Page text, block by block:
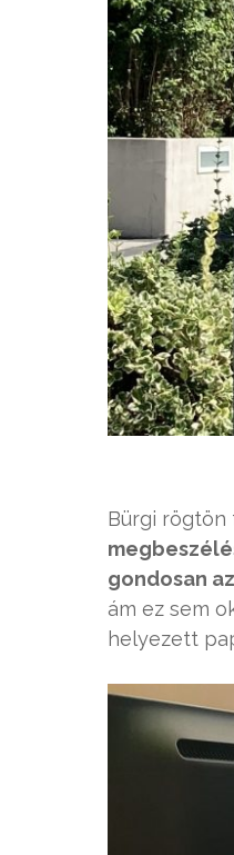
Bürgi rögtön
gondosan
ám ez sem
helyezett